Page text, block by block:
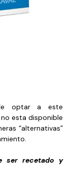
optar a este
esta disponible
“alternativas”
ser recetado y